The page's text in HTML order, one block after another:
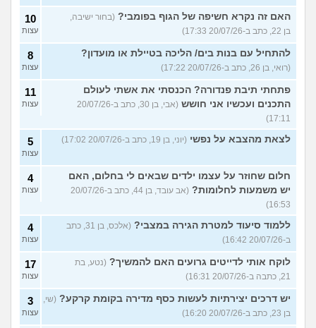
האם זה נקרא חשיפה של הגוף בפומבי? (בחור ישיבה,
בן 22, כתב ב-20/07/26 17:33)
10
עצות
להתחיל עם בנות בים/ הליכה בטיילת או מועדון?
(רואי, בן 26, כתב ב-20/07/26 17:22)
8
עצות
פתחתי תיבת פנדורה? הכנסתי את אשתי לעולם
התכנים ועכשיו אני חושש
(אבי, בן 30, כתב ב-20/07/26
17:11)
11
עצות
לצאת מהצבא על נפשי (יוני, בן 19, כתב ב-20/07/26 17:02) 5
עצות
חלום שחוזר על עצמו ילדים שבאים לי בחלום, האם
יש משמעות לחלומות?
(אב עובד, בן 44, כתב ב-20/07/26
16:53)
4
עצות
ללמוד סיעוד למטרת הגירה במצבי?
(אלכס, בן 31, כתב
ב-20/07/26 16:42)
4
עצות
לוקח אותי לדייטים גרועים האם להמשיך? (נטע, בת
21, כתבה ב-20/07/26 16:31)
17
עצות
יש דרכים יצירתיות לעשות כסף מדירה בקומת קרקע? (שי,
בן 23, כתב ב-20/07/26 16:20)
3
עצות